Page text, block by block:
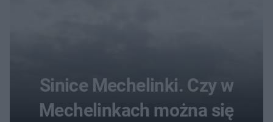
Sinice Mechelinki. Czy w
Mechelinkach można się